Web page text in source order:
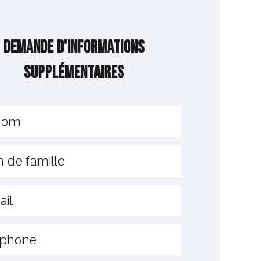
Demande d'informations
supplémentaires